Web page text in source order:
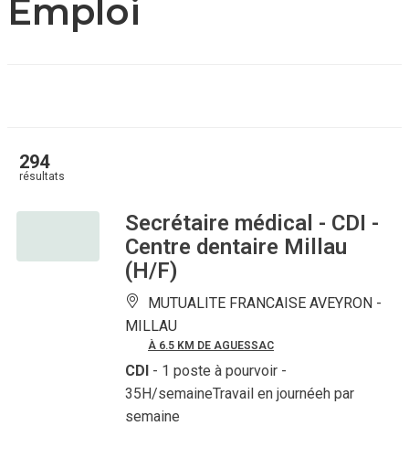
Emploi
294
résultats
Secrétaire médical - CDI -
Centre dentaire Millau
(H/F)
MUTUALITE FRANCAISE AVEYRON -
MILLAU
À 6.5 KM DE AGUESSAC
CDI - 1 poste à pourvoir -
35H/semaineTravail en journéeh par
semaine